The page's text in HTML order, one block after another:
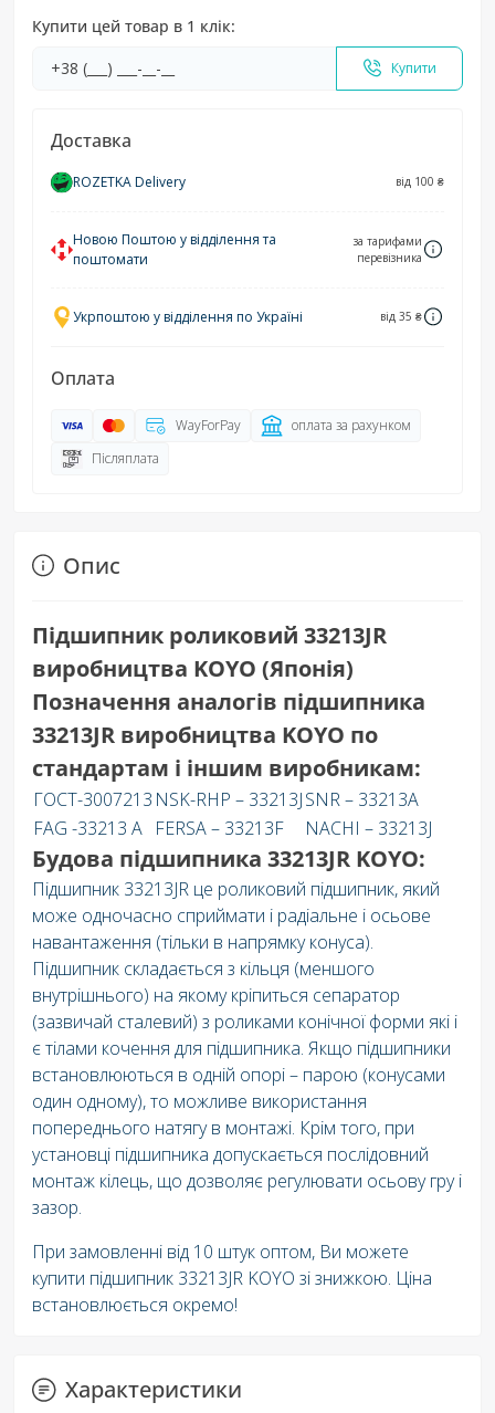
Купити цей товар в 1 клік:
Купити
Доставка
ROZETKA Delivery від 100 ₴
Новою Поштою у відділення та
поштомати
за тарифами
перевізника
Укрпоштою у відділення по Україні від 35 ₴
Оплата
WayForPay
оплата за рахунком
Післяплата
Опис
Підшипник роликовий 33213JR
виробництва KOYO (Японія)
Позначення аналогів підшипника
33213JR виробництва KOYO по
стандартам і іншим виробникам:
ГОСТ-3007213 NSK-RHP – 33213JSNR – 33213A
FAG -33213 A FERSA – 33213F NACHI – 33213J
Будова підшипника 33213JR KOYO:
Підшипник 33213JR це роликовий підшипник, який
може одночасно сприймати і радіальне і осьове
навантаження (тільки в напрямку конуса).
Підшипник складається з кільця (меншого
внутрішнього) на якому кріпиться сепаратор
(зазвичай сталевий) з роликами конічної форми які і
є тілами кочення для підшипника. Якщо підшипники
встановлюються в одній опорі – парою (конусами
один одному), то можливе використання
попереднього натягу в монтажі. Крім того, при
установці підшипника допускається послідовний
монтаж кілець, що дозволяє регулювати осьову гру і
зазор.
При замовленні від 10 штук оптом, Ви можете
купити підшипник 33213JR KOYO зі знижкою. Ціна
встановлюється окремо!
Характеристики